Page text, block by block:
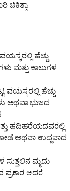
ಚಿಕಿತ್ಸಾ
ಹೆಚ್ಚು
ಮತ್ತು ಕಾಲುಗಳ
ವಯಸ್ಕರಲ್ಲಿ ಹೆಚ್ಚು
ಅಥವಾ ಭುಜದ
ಹದಿಹರೆಯದವರಲ್ಲಿ
ಅಥವಾ ಉದ್ದವಾದ
ಸುತ್ತಲಿನ ಮೃದು
ಪ್ರಕಾರ ಆದರೆ